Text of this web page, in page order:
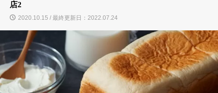
店2
2020.10.15 / 最終更新日：2022.07.24